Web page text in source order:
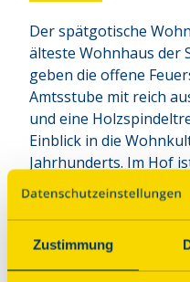
Zustimmung
Der spätgotische
älteste Wohnhaus der
geben die offene
Amtsstube mit reich
und eine
Einblick in die
Jahrhunderts. Im Hof
historischen
Haus ist Außenstelle
genutzt, um sich im
Ja-Wort zu geben.